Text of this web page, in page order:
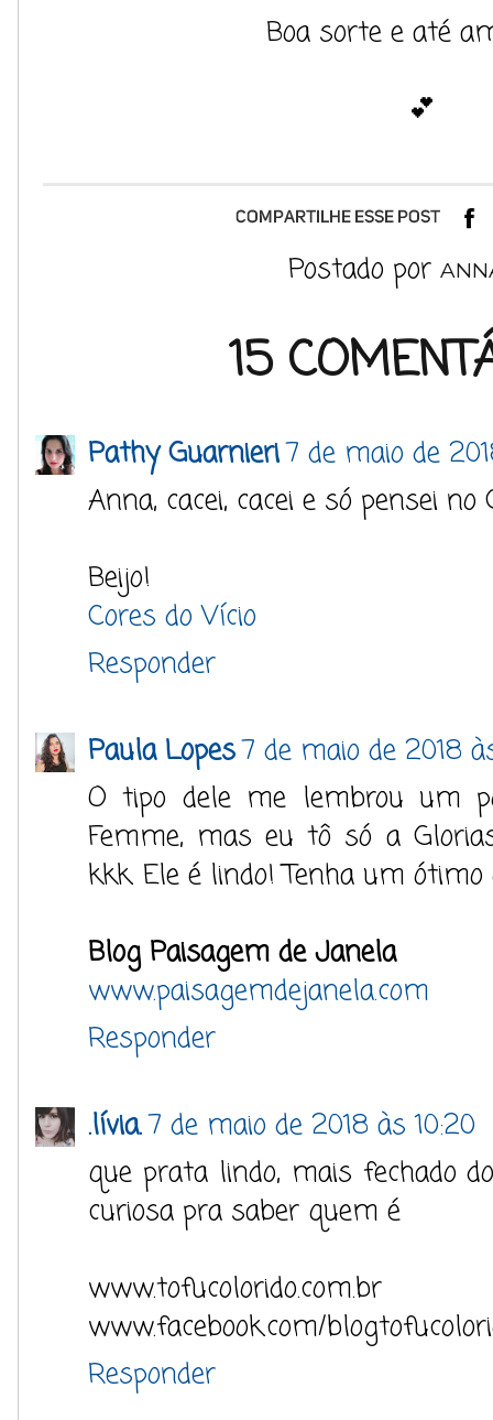
Boa sorte e até
💕
Postado por
15
Pathy Guarnieri7 de maio de
Anna, cacei, cacei e só pensei
Beijo!
Cores do Vício
Responder
Paula Lopes7 de maio de 2018
O tipo dele me lembrou um
Femme, mas eu tô só a
kkk. Ele é lindo! Tenha um ótimo
Blog Paisagem de Janela
www.paisagemdejanela.com
Responder
.lívia.7 de maio de 2018 às 10:20
que prata lindo, mais fechado
curiosa pra saber quem é
www.tofucolorido.com.br
www.facebook.com/
Responder